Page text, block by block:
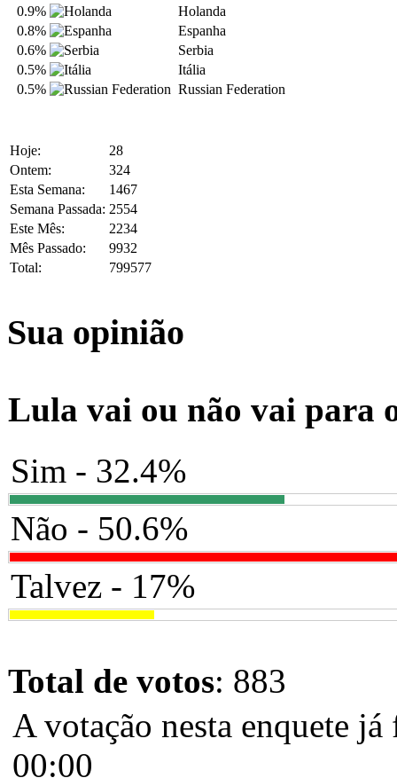
0.9%
Holanda
0.8%
Espanha
0.6%
Serbia
0.5%
Itália
0.5%
Russian Federation
Hoje:
28
Ontem:
324
Esta Semana:
1467
Semana Passada: 2554
Este Mês:
2234
Mês Passado:
9932
Total:
799577
Sua opinião
Lula vai ou não vai para
Sim - 32.4%
Não - 50.6%
Talvez - 17%
Total de votos: 883
A votação nesta enquete
00:00